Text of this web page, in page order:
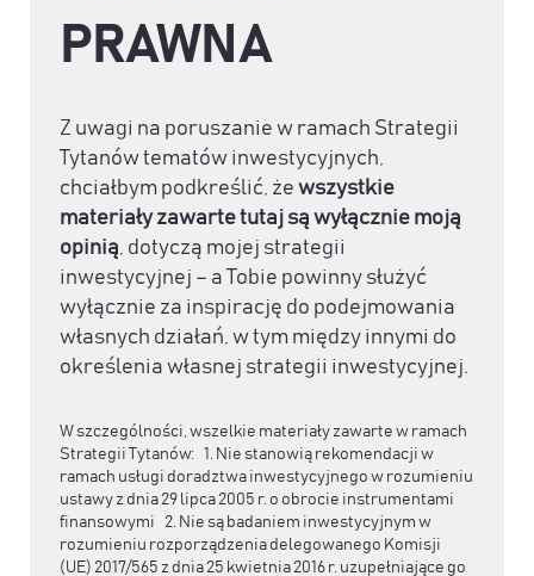
PRAWNA
Z uwagi na poruszanie w ramach Strategii
Tytanów tematów inwestycyjnych,
chciałbym podkreślić, że wszystkie
materiały zawarte tutaj są wyłącznie moją
opinią, dotyczą mojej strategii
inwestycyjnej – a Tobie powinny służyć
wyłącznie za inspirację do podejmowania
własnych działań, w tym między innymi do
określenia własnej strategii inwestycyjnej.
W szczególności, wszelkie materiały zawarte w ramach
Strategii Tytanów: 1. Nie stanowią rekomendacji w
ramach usługi doradztwa inwestycyjnego w rozumieniu
ustawy z dnia 29 lipca 2005 r. o obrocie instrumentami
finansowymi 2. Nie są badaniem inwestycyjnym w
rozumieniu rozporządzenia delegowanego Komisji
(UE) 2017/565 z dnia 25 kwietnia 2016 r. uzupełniające go